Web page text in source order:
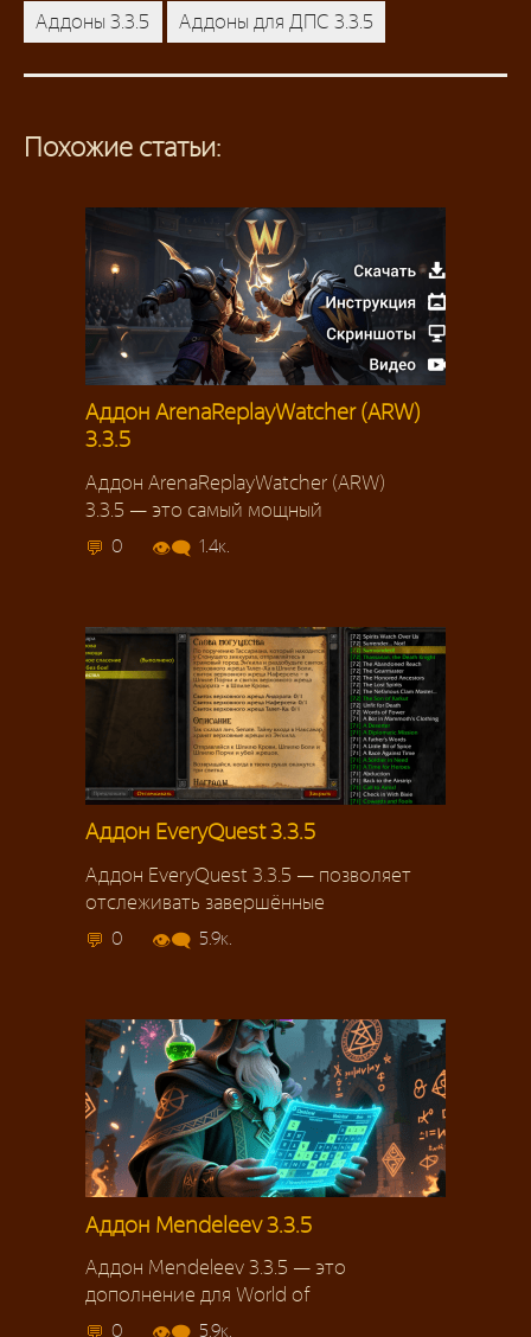
Аддоны 3.3.5 Аддоны для ДПС 3.3.5
Похожие статьи:
Аддон ArenaReplayWatcher (ARW)
3.3.5
Аддон ArenaReplayWatcher (ARW)
3.3.5 — это самый мощный
0 1.4к.
Аддон EveryQuest 3.3.5
Аддон EveryQuest 3.3.5 — позволяет
отслеживать завершённые
0 5.9к.
Аддон Mendeleev 3.3.5
Аддон Mendeleev 3.3.5 — это
дополнение для World of
0 5.9к.